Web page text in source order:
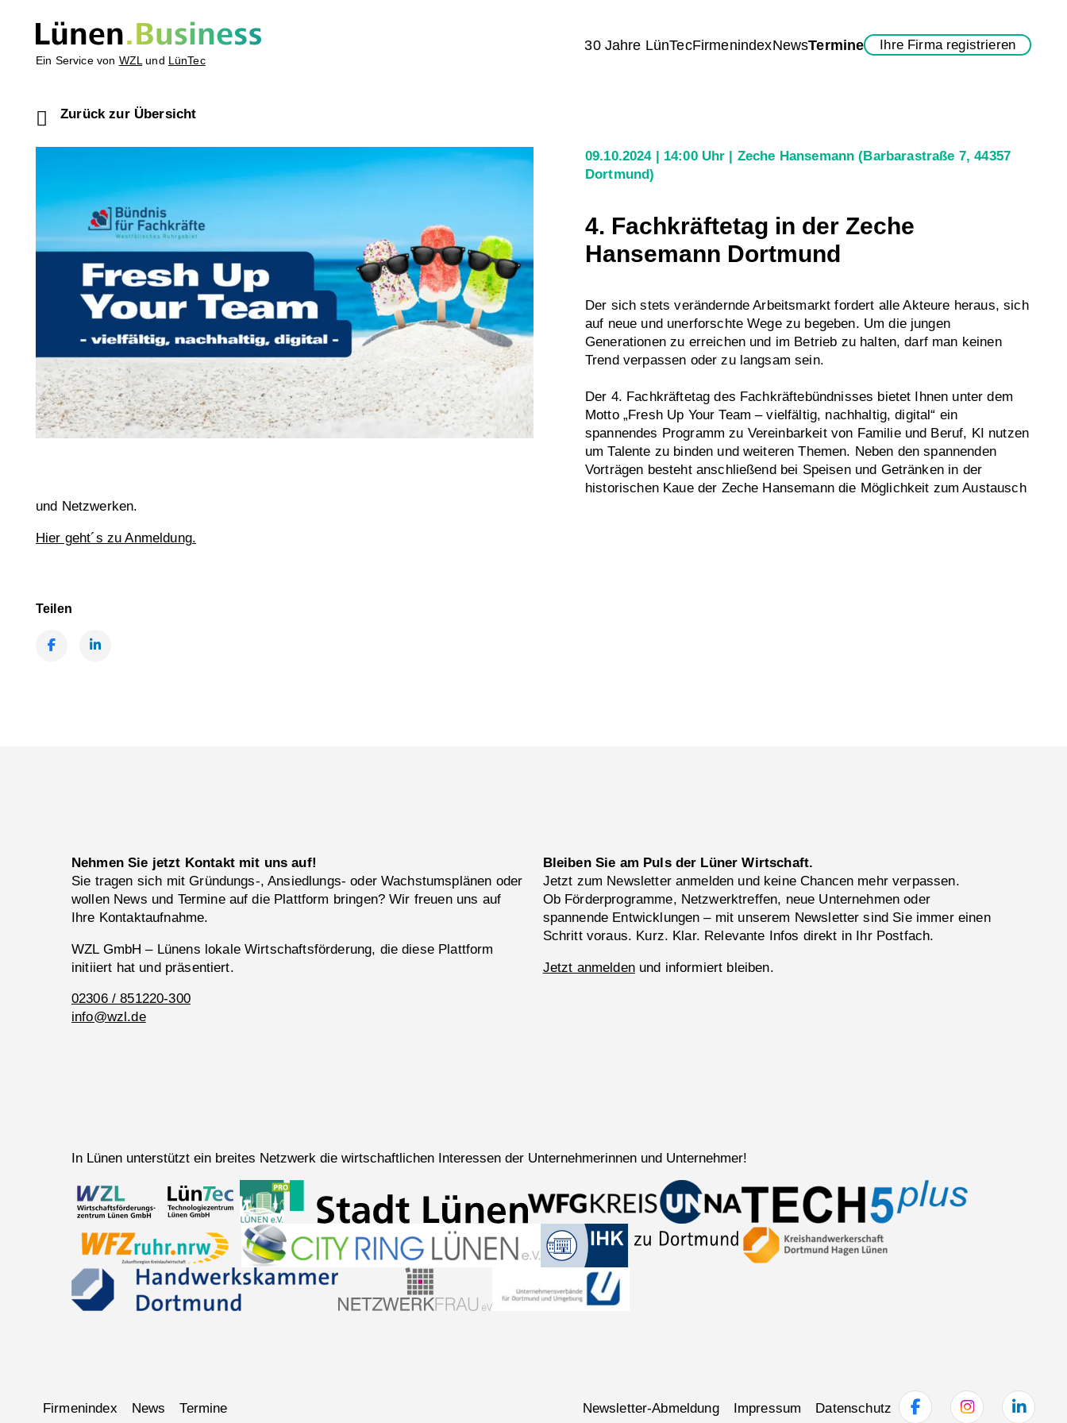
Ein Service von WZL und LünTec
30 Jahre LünTecFirmenindexNewsTermine Ihre Firma registrieren
Zurück zur Übersicht
09.10.2024 14:00 Uhr Zeche Hansemann (Barbarastraße 7, 44357
Dortmund)
4. Fachkräftetag in der Zeche
Hansemann Dortmund
Der sich stets verändernde Arbeitsmarkt fordert alle Akteure heraus, sich
auf neue und unerforschte Wege zu begeben. Um die jungen
Generationen zu erreichen und im Betrieb zu halten, darf man keinen
Trend verpassen oder zu langsam sein.
Der 4. Fachkräftetag des Fachkräftebündnisses bietet Ihnen unter dem
Motto „Fresh Up Your Team – vielfältig, nachhaltig, digital“ ein
spannendes Programm zu Vereinbarkeit von Familie und Beruf, KI nutzen
um Talente zu binden und weiteren Themen. Neben den spannenden
Vorträgen besteht anschließend bei Speisen und Getränken in der
historischen Kaue der Zeche Hansemann die Möglichkeit zum Austausch
und Netzwerken.
Hier geht´s zu Anmeldung.
Teilen
Nehmen Sie jetzt Kontakt mit uns auf!
Sie tragen sich mit Gründungs-, Ansiedlungs- oder Wachstumsplänen oder
wollen News und Termine auf die Plattform bringen? Wir freuen uns auf
Ihre Kontaktaufnahme.
WZL GmbH – Lünens lokale Wirtschaftsförderung, die diese Plattform
initiiert hat und präsentiert.
02306 / 851220-300
info@wzl.de
Bleiben Sie am Puls der Lüner Wirtschaft.
Jetzt zum Newsletter anmelden und keine Chancen mehr verpassen.
Ob Förderprogramme, Netzwerktreffen, neue Unternehmen oder
spannende Entwicklungen – mit unserem Newsletter sind Sie immer einen
Schritt voraus. Kurz. Klar. Relevante Infos direkt in Ihr Postfach.
Jetzt anmeldenund informiert bleiben.
In Lünen unterstützt ein breites Netzwerk die wirtschaftlichen Interessen der Unternehmerinnen und Unternehmer!
Navigation
Firmenindex News Termine
Navigation
Newsletter-Abmeldung Impressum Datenschutz